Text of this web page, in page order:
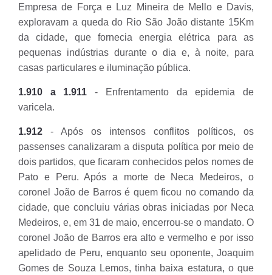
Empresa de Força e Luz Mineira de Mello e Davis,
exploravam a queda do Rio São João distante 15Km
da cidade, que fornecia energia elétrica para as
pequenas indústrias durante o dia e, à noite, para
casas particulares e iluminação pública.
1.910 a 1.911 - Enfrentamento da epidemia de
varicela.
1.912 - Após os intensos conflitos políticos, os
passenses canalizaram a disputa política por meio de
dois partidos, que ficaram conhecidos pelos nomes de
Pato e Peru. Após a morte de Neca Medeiros, o
coronel João de Barros é quem ficou no comando da
cidade, que concluiu várias obras iniciadas por Neca
Medeiros, e, em 31 de maio, encerrou-se o mandato. O
coronel João de Barros era alto e vermelho e por isso
apelidado de Peru, enquanto seu oponente, Joaquim
Gomes de Souza Lemos, tinha baixa estatura, o que